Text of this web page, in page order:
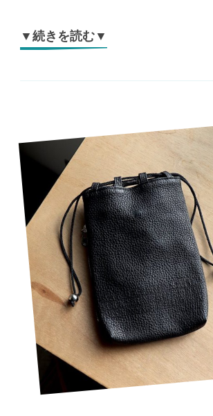
▼続きを読む▼